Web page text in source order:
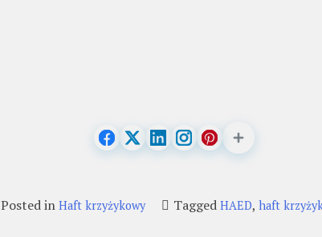
Posted in Haft krzyżykowy Tagged HAED, haft